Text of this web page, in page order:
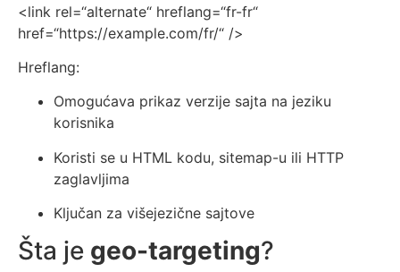
<link rel=“alternate“ hreflang=“fr-fr“
href=“https://example.com/fr/“ />
Hreflang:
Omogućava prikaz verzije sajta na jeziku
korisnika
Koristi se u HTML kodu, sitemap-u ili HTTP
zaglavljima
Ključan za višejezične sajtove
Šta je geo-targeting?